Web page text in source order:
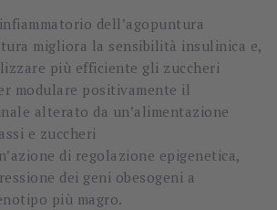
dell’agopuntura
migliora la sensibilità insulinica e,
più efficiente gli zuccheri
modulare positivamente il
alterato da un’alimentazione
e zuccheri
di regolazione epigenetica,
dei geni obesogeni a
più magro.